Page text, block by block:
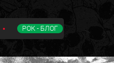
РОК - БЛОГ